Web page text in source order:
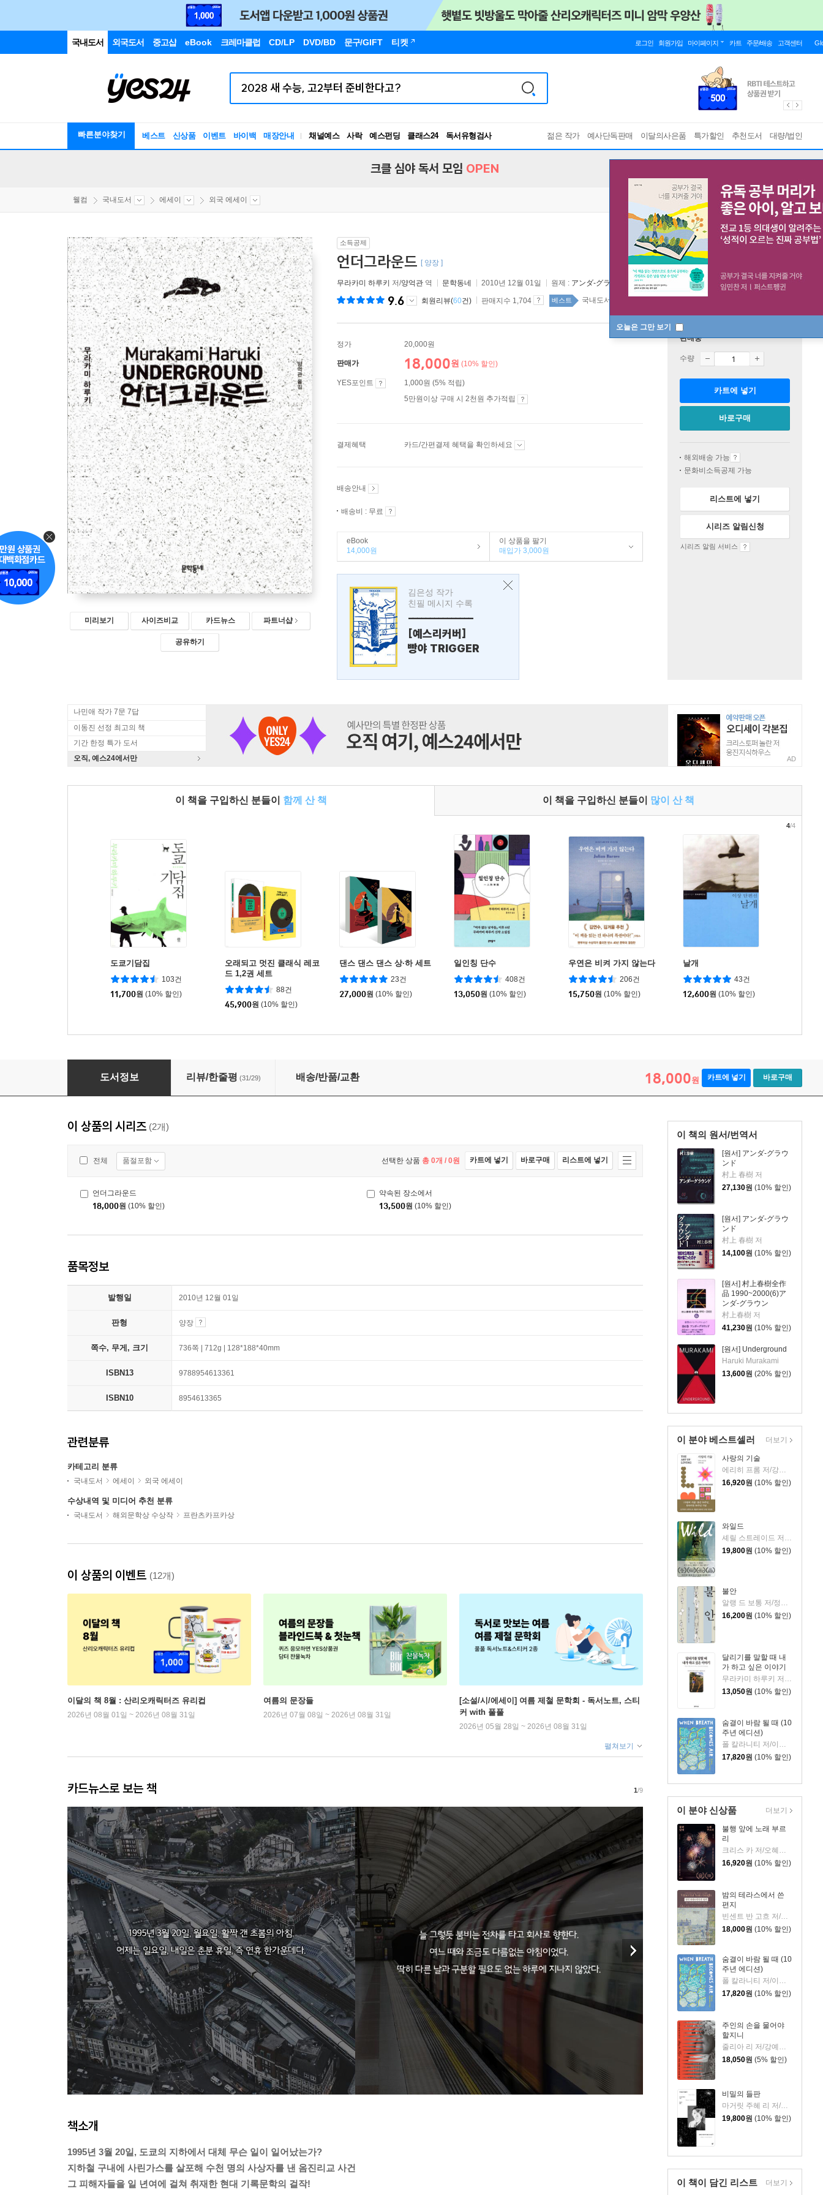
국내도서 외국도서 중고샵 eBook 크레마클럽 CD/LP DVD/BD 문구/GIFT 티켓 로그인 회원가입 마이페이지 카트 주문/배송 고객센터
빠른분야찾기 베스트 신상품 이벤트 바이백 매장안내 채널예스 사락 예스펀딩 클래스24
RBTI Lab
독서유형검사
젊은 작가 예사단독판매 이달의사은품 특가할인 추천도서 대량/법인
오늘은 그만 보기
크클 심야 독서 모임 OPEN
웰컴 국내도서 에세이 외국 에세이
미리보기 사이즈비교 카드뉴스 파트너샵
공유하기
소득공제
언더그라운드 [ 양장 ]
무라카미 하루키 저/양억관 역 문학동네 2010년 12월 01일 원제 : アンダ-グラウンド (1997)
9.6 회원리뷰(60건) 판매지수 1,704 베스트 국내도서 top100 1주
정가 20,000원
판매가 18,000원 (10% 할인)
YES포인트
1,000원 (5% 적립)
5만원이상 구매 시 2천원 추가적립
결제혜택 카드/간편결제 혜택을 확인하세요
배송안내
배송비 : 무료
eBook
14,000원
이 상품을 팔기
매입가 3,000원
김은성 작가
친필 메시지 수록
---------------
[예스리커버]
빵야 TRIGGER
판매중
수량
카트에 넣기
바로구매
해외배송 가능
문화비소득공제 가능
리스트에 넣기
시리즈 알림신청
시리즈 알림 서비스
나민애 작가 7문 7답
이동진 선정 최고의 책
기간 한정 특가 도서
오직, 예스24에서만
AD
이 책을 구입하신 분들이 함께 산 책 이 책을 구입하신 분들이 많이 산 책
도쿄기담집
103건
11,700원 (10% 할인)
오래되고 멋진 클래식 레코
드 1,2권 세트
88건
45,900원 (10% 할인)
댄스 댄스 댄스 상·하 세트
23건
27,000원 (10% 할인)
일인칭 단수
408건
13,050원 (10% 할인)
우연은 비켜 가지 않는다
206건
15,750원 (10% 할인)
날개
43건
12,600원 (10% 할인)
4/4
언더그라운드
도서정보 리뷰/한줄평 (31/29) 배송/반품/교환 18,000원 카트에 넣기 바로구매
이 책의 원서/번역서
[원서] アンダ-グラウ
ンド
村上 春樹 저
27,130원 (10% 할인)
[원서] アンダ-グラウ
ンド
村上 春樹 저
14,100원 (10% 할인)
[원서] 村上春樹全作
品 1990~2000(6)ア
ンダ-グラウン
村上春樹 저
41,230원 (10% 할인)
[원서] Underground
Haruki Murakami
13,600원 (20% 할인)
이 분야 베스트셀러
사랑의 기술
16,920원 (10% 할인)
와일드
19,800원 (10% 할인)
불안
16,200원 (10% 할인)
달리기를 말할 때 내
가 하고 싶은 이야기
무라카미 하루키 저/임홍빈 역
13,050원 (10% 할인)
숨결이 바람 될 때 (10
주년 에디션)
17,820원 (10% 할인)
더보기
이 분야 신상품
불행 앞에 노래 부르
리
크리스 카 저/오혜진 역
16,920원 (10% 할인)
밤의 테라스에서 쓴
편지
18,000원 (10% 할인)
숨결이 바람 될 때 (10
주년 에디션)
폴 칼라니티 저/이종인 역
17,820원 (10% 할인)
주인의 손을 물어야
할지니
줄리아 리 저/강예은,문지영 역
18,050원 (5% 할인)
비밀의 들판
마거릿 주혜 리 저/장상미 역
19,800원 (10% 할인)
더보기
이 책이 담긴 리스트 더보기
이 상품의 시리즈 (2개)
전체 품절포함 선택한 상품 총 0개 / 0원 카트에 넣기 바로구매 리스트에 넣기
언더그라운드
18,000원 (10% 할인)
약속된 장소에서
13,500원 (10% 할인)
품목정보
발행일 2010년 12월 01일
판형 양장
쪽수, 무게, 크기 736쪽 | 712g | 128*188*40mm
ISBN13 9788954613361
ISBN10 8954613365
관련분류
카테고리 분류
국내도서 에세이 외국 에세이
수상내역 및 미디어 추천 분류
국내도서 해외문학상 수상작 프란츠카프카상
이 상품의 이벤트 (12개)
이달의 책 8월 : 산리오캐릭터즈 유리컵
2026년 08월 01일 ~ 2026년 08월 31일
여름의 문장들
2026년 07월 08일 ~ 2026년 08월 31일
[소설/시/에세이] 여름 제철 문학회 - 독서노트, 스티
커 with 풀풀
2026년 05월 28일 ~ 2026년 08월 31일
펼쳐보기
카드뉴스로 보는 책 1/9
책소개
1995년 3월 20일, 도쿄의 지하에서 대체 무슨 일이 일어났는가?
지하철 구내에 사린가스를 살포해 수천 명의 사상자를 낸 옴진리교 사건
그 피해자들을 일 년여에 걸쳐 취재한 현대 기록문학의 걸작!